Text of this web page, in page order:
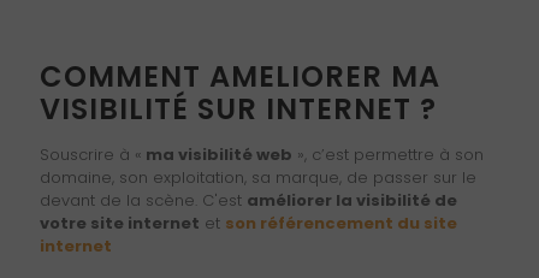
COMMENT AMELIORER MA
VISIBILITÉ SUR INTERNET ?
Souscrire à « ma visibilité web », c’est permettre à son
domaine, son exploitation, sa marque, de passer sur le
devant de la scène. C'est améliorer la visibilité de
votre site internet et son référencement du site
internet